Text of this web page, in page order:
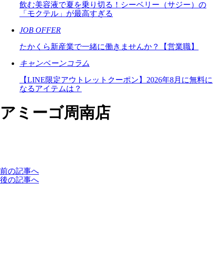
飲む美容液で夏を乗り切る！シーベリー（サジー）の
「モクテル」が最高すぎる
JOB OFFER
たかくら新産業で一緒に働きませんか？【営業職】
キャンペーンコラム
【LINE限定アウトレットクーポン】2026年8月に無料に
なるアイテムは？
アミーゴ周南店
前の記事へ
後の記事へ